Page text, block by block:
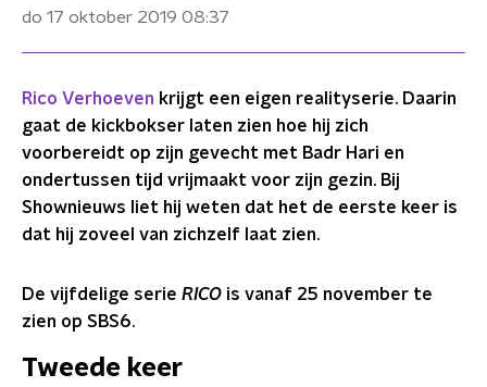
do 17 oktober 2019 08:37
Rico Verhoeven krijgt een eigen realityserie. Daarin
gaat de kickbokser laten zien hoe hij zich
voorbereidt op zijn gevecht met Badr Hari en
ondertussen tijd vrijmaakt voor zijn gezin. Bij
Shownieuws liet hij weten dat het de eerste keer is
dat hij zoveel van zichzelf laat zien.
De vijfdelige serie RICO is vanaf 25 november te
zien op SBS6.
Tweede keer